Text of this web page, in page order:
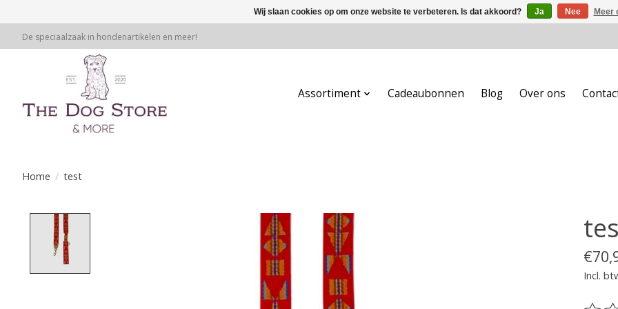
De speciaalzaak in hondenartikelen en meer!
Assortiment Cadeaubonnen Blog Over ons
Home / test
Product image slideshow Items
Incl.
Wij slaan cookies op om onze website te verbeteren. Is dat akkoord? Ja Nee Meer